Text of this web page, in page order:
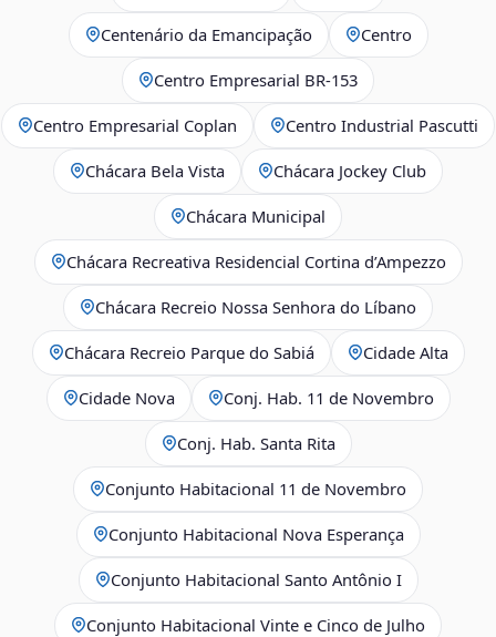
Centenário da Emancipação Centro
Centro Empresarial BR-153
Centro Empresarial Coplan Centro Industrial Pascutti
Chácara Bela Vista Chácara Jockey Club
Chácara Municipal
Chácara Recreativa Residencial Cortina d’Ampezzo
Chácara Recreio Nossa Senhora do Líbano
Chácara Recreio Parque do Sabiá Cidade Alta
Cidade Nova Conj. Hab. 11 de Novembro
Conj. Hab. Santa Rita
Conjunto Habitacional 11 de Novembro
Conjunto Habitacional Nova Esperança
Conjunto Habitacional Santo Antônio I
Conjunto Habitacional Vinte e Cinco de Julho